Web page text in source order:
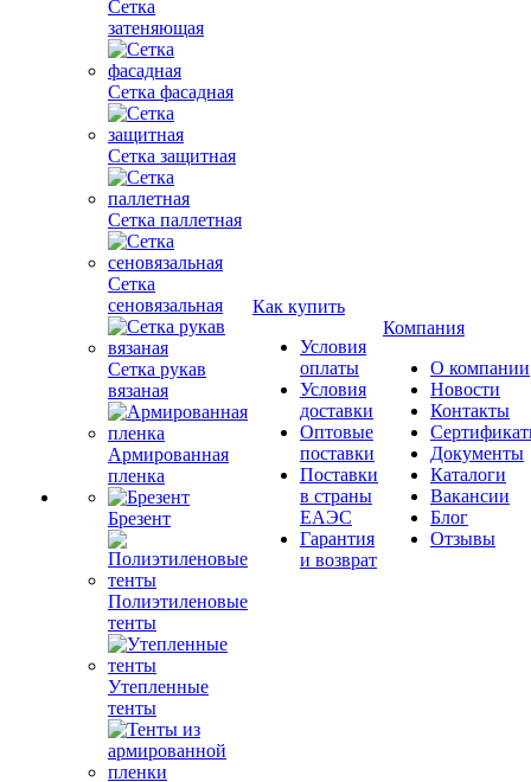
Сетка
затеняющая
Сетка фасадная
Сетка защитная
Сетка паллетная
Сетка
сеновязальная
Сетка рукав
вязаная
Армированная
пленка
Брезент
Полиэтиленовые
тенты
Утепленные
тенты
Как купить
Условия
оплаты
Условия
доставки
Оптовые
поставки
Поставки
в страны
ЕАЭС
Гарантия
и возврат
Компания
О компании
Новости
Контакты
Документы
Каталоги
Вакансии
Блог
Отзывы